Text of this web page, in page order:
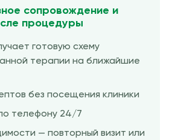
сопровождение и
процедуры
готовую схему
терапии на ближайшие
без посещения клиники
телефону 24/7
— повторный визит или